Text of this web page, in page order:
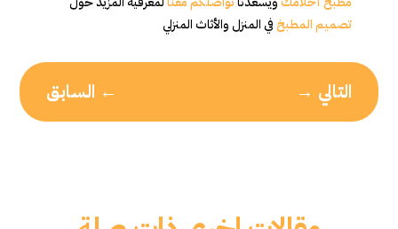
تصميم المطبخفي المنزل والأثاث المنزلي
← السابق التالي →